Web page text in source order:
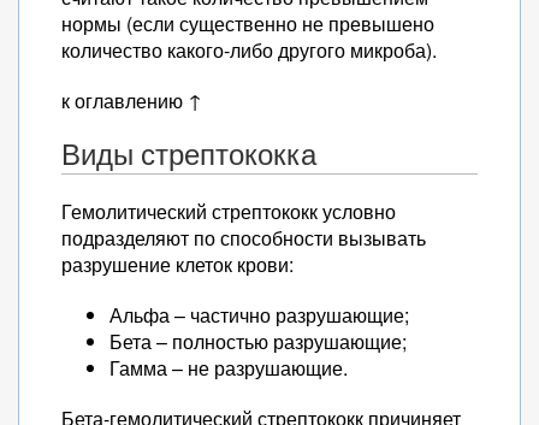
нормы (если существенно не превышено
количество какого-либо другого микроба).
к оглавлению ↑
Виды стрептококка
Гемолитический стрептококк условно
подразделяют по способности вызывать
разрушение клеток крови:
Альфа – частично разрушающие;
Бета – полностью разрушающие;
Гамма – не разрушающие.
Бета-гемолитический стрептококк причиняет